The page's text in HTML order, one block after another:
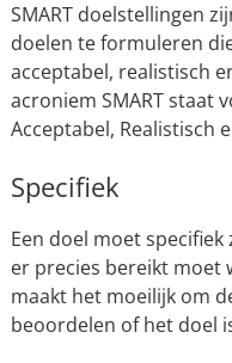
SMART doelstellingen
doelen te formuleren
acceptabel, realistisch
acroniem SMART staat
Acceptabel, Realistisch
Specifiek
Een doel moet
er precies bereikt moet
maakt het moeilijk om
beoordelen of het doel